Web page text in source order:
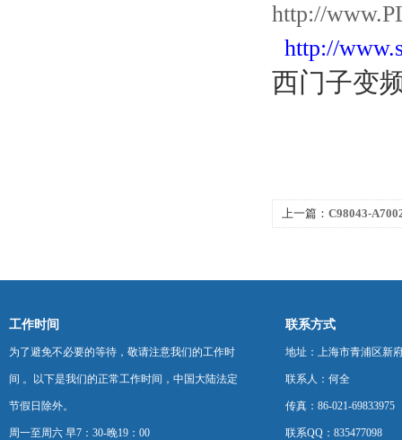
http://
http://
西门子变
上一篇： C98043-
工作时间
为了避免不必要的等待，敬请注意我们的工作时
间 。以下是我们的正常工作时间，中国大陆法定
节假日除外。
周一至周六 早7：30-晚19：00
联系方式
地址：上海市青浦区新
联系人：何全
传真：86-021-69833975
联系QQ：835477098